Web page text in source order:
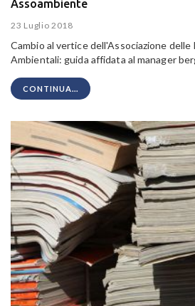
Assoambiente
23 Luglio 2018
Cambio al vertice dell'Associazione delle
Ambientali: guida affidata al manager
CONTINUA...